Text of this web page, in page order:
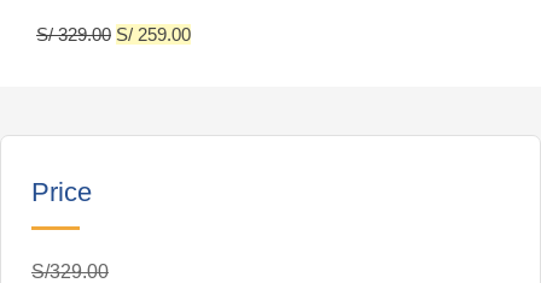
S/329.00 S/ 259.00
Price
S/329.00